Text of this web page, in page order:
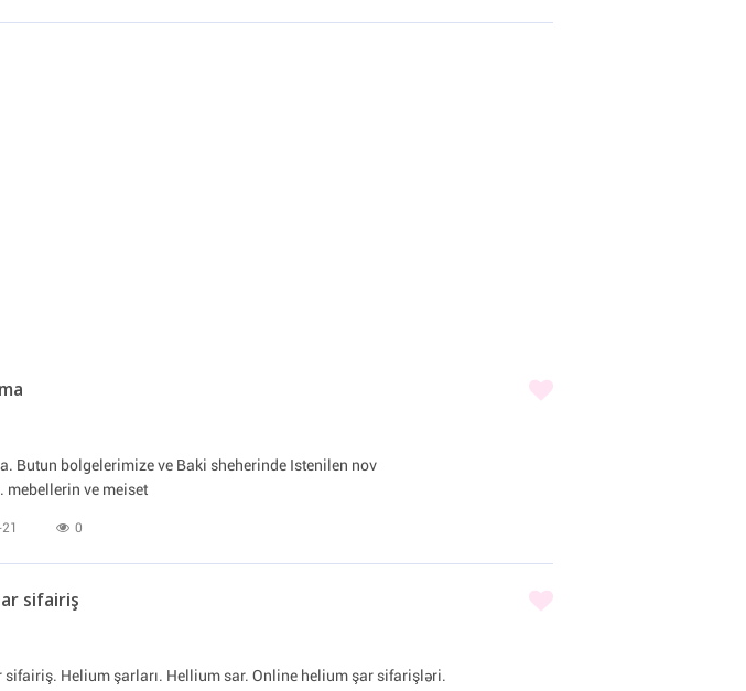
Butun bolgelerimize ve Baki sheherinde Istenilen nov
mebellerin ve meiset
0
sifairiş
sifairiş. Helium şarları. Hellium sar. Online helium şar sifarişləri.